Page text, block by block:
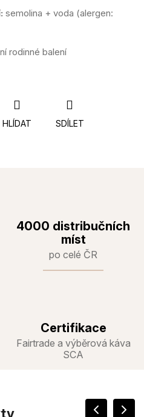
semolina + voda (alergen:
rodinné balení
HLÍDAT SDÍLET
4000 distribučních
míst
po celé ČR
Certifikace
Fairtrade a výběrová káva
SCA